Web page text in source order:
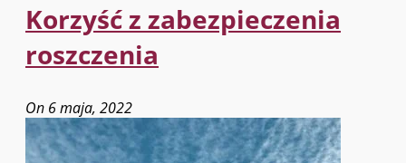
Korzyść z zabezpieczenia
roszczenia
On 6 maja, 2022